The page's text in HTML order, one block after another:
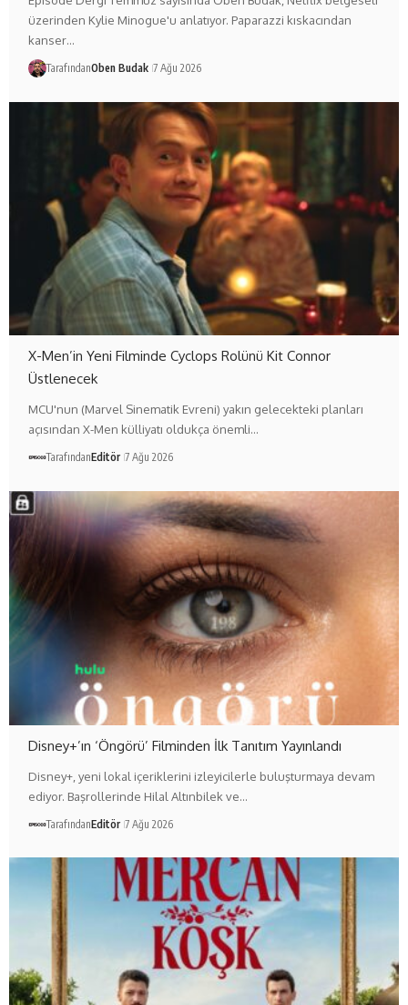
üzerinden Kylie Minogue'u anlatıyor. Paparazzi kıskacından
kanser…
TarafındanOben Budak 7 Ağu 2026
X-Men’in Yeni Filminde Cyclops Rolünü Kit Connor
Üstlenecek
MCU'nun (Marvel Sinematik Evreni) yakın gelecekteki planları
açısından X-Men külliyatı oldukça önemli…
TarafındanEditör 7 Ağu 2026
Disney+’ın ‘Öngörü’ Filminden İlk Tanıtım Yayınlandı
Disney+, yeni lokal içeriklerini izleyicilerle buluşturmaya devam
ediyor. Başrollerinde Hilal Altınbilek ve…
TarafındanEditör 7 Ağu 2026